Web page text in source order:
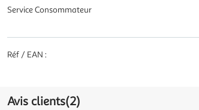
Service Consommateur
Réf / EAN :
Avis clients(2)